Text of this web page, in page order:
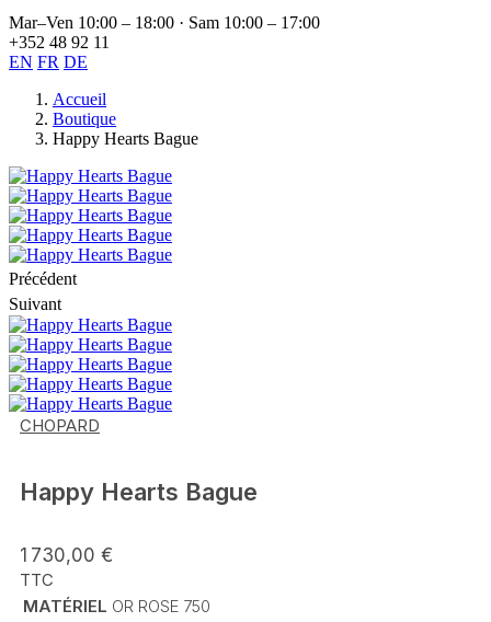
Mar–Ven 10:00 – 18:00 · Sam 10:00 – 17:00
+352 48 92 11
EN FR DE
Accueil
Boutique
Happy Hearts Bague
Précédent
Suivant
CHOPARD
Happy Hearts Bague
1 730,00 €
TTC
MATÉRIEL OR ROSE 750